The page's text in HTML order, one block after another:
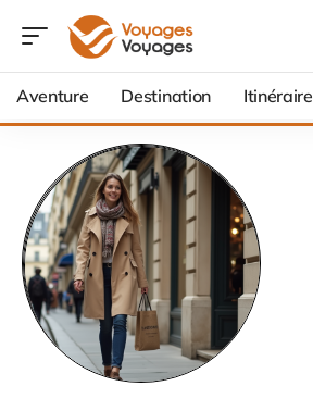
Aventure Destination Itinéraire